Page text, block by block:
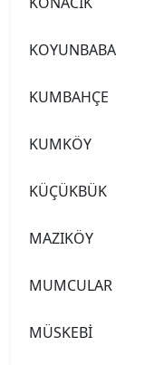
KOYUNBABA
KUMBAHÇE
KUMKÖY
KÜÇÜKBÜK
MAZIKÖY
MUMCULAR
MÜSKEBİ